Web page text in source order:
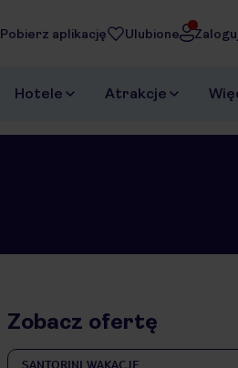
Pobierz aplikację Ulubione
Hotele Atrakcje
Zobacz ofertę
SANTORINI WAKACJE